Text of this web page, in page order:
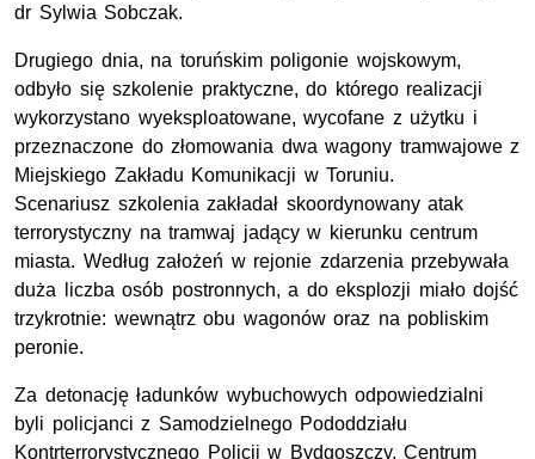
dr Sylwia Sobczak.
Drugiego dnia, na toruńskim poligonie wojskowym,
odbyło się szkolenie praktyczne, do którego realizacji
wykorzystano wyeksploatowane, wycofane z użytku i
przeznaczone do złomowania dwa wagony tramwajowe z
Miejskiego Zakładu Komunikacji w Toruniu.
Scenariusz szkolenia zakładał skoordynowany atak
terrorystyczny na tramwaj jadący w kierunku centrum
miasta. Według założeń w rejonie zdarzenia przebywała
duża liczba osób postronnych, a do eksplozji miało dojść
trzykrotnie: wewnątrz obu wagonów oraz na pobliskim
peronie.
Za detonację ładunków wybuchowych odpowiedzialni
byli policjanci z Samodzielnego Pododdziału
Kontrterrorystycznego Policji w Bydgoszczy, Centrum